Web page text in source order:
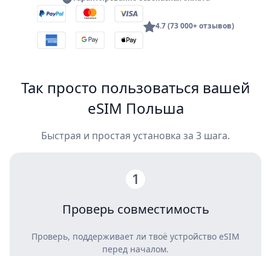
4.7 (73 000+ отзывов)
Так просто пользоваться вашей
eSIM Польша
Быстрая и простая установка за 3 шага.
Проверь совместимость
Проверь, поддерживает ли твоё устройство eSIM
перед началом.